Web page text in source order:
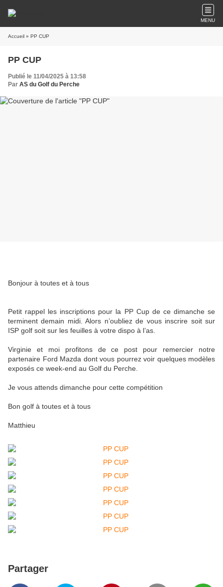
MENU
Accueil » PP CUP
PP CUP
Publié le 11/04/2025 à 13:58
Par AS du Golf du Perche
Bonjour à toutes et à tous
Petit rappel les inscriptions pour la PP Cup de ce dimanche se
terminent demain midi. Alors n’oubliez de vous inscrire soit sur
ISP golf soit sur les feuilles à votre dispo à l’as.
Virginie et moi profitons de ce post pour remercier notre
partenaire Ford Mazda dont vous pourrez voir quelques modèles
exposés ce week-end au Golf du Perche.
Je vous attends dimanche pour cette compétition
Bon golf à toutes et à tous
Matthieu
Partager